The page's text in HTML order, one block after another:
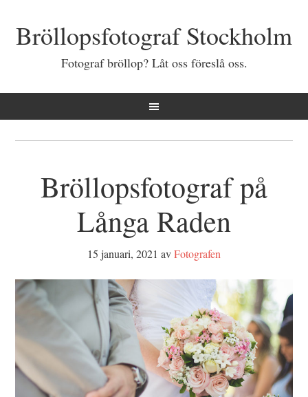
Bröllopsfotograf Stockholm
Fotograf bröllop? Låt oss föreslå oss.
Bröllopsfotograf på
Långa Raden
15 januari, 2021 avFotografen